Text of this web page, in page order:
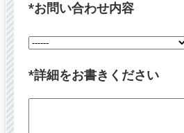
*お問い合わせ内容
*詳細をお書きください